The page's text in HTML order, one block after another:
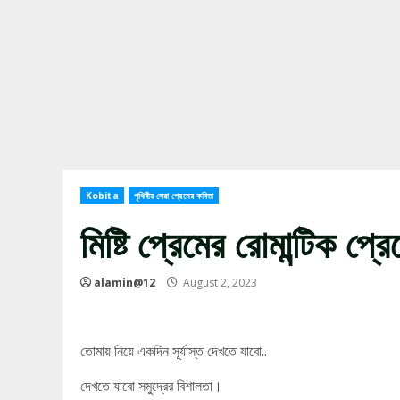
Kobita পৃথিবীর সেরা প্রেমের কবিতা
মিষ্টি প্রেমের রোমান্টিক
alamin@12 August 2, 2023
তোমায় নিয়ে একদিন সূর্যাস্ত দেখতে যাবো..
দেখতে যাবো সমুদ্রের বিশালতা।